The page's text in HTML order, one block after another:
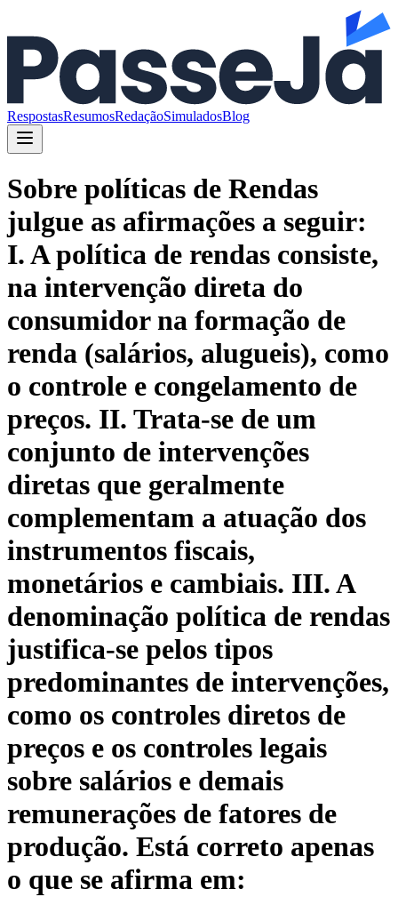
RespostasResumosRedaçãoSimuladosBlog
Sobre políticas de Rendas
julgue as afirmações a seguir:
I. A política de rendas consiste,
na intervenção direta do
consumidor na formação de
renda (salários, alugueis), como
o controle e congelamento de
preços. II. Trata-se de um
conjunto de intervenções
diretas que geralmente
complementam a atuação dos
instrumentos fiscais,
monetários e cambiais. III. A
denominação política de rendas
justifica-se pelos tipos
predominantes de intervenções,
como os controles diretos de
preços e os controles legais
sobre salários e demais
remunerações de fatores de
produção. Está correto apenas
o que se afirma em: